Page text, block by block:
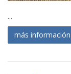
...
más información